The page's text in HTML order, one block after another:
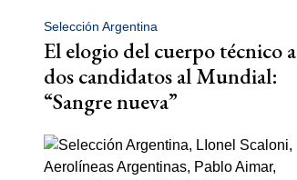
Selección Argentina
El elogio del cuerpo técnico a
dos candidatos al Mundial:
“Sangre nueva”